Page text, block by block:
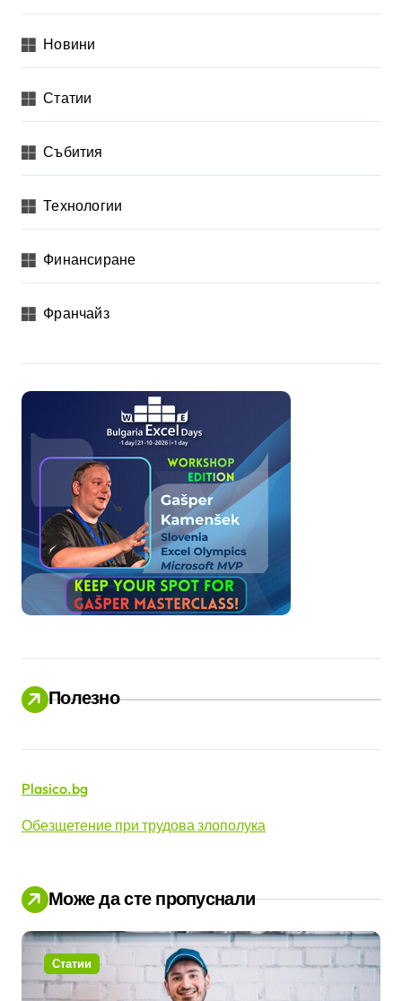
Новини
Статии
Събития
Технологии
Финансиране
Франчайз
Полезно
Plasico.bg
Обезщетение при трудова злополука
Може да сте пропуснали
Статии